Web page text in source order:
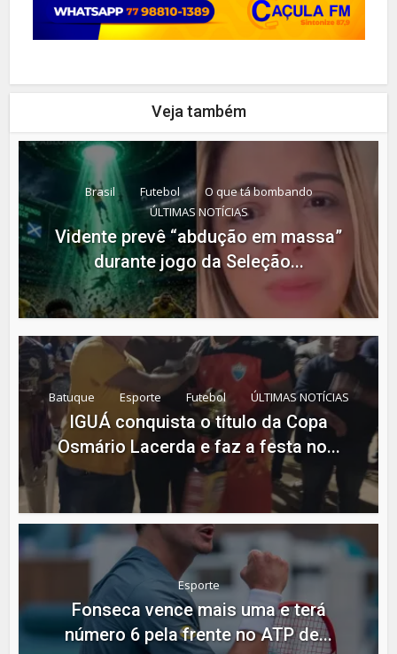
Veja também
Brasil Futebol
O que tá bombando
ÚLTIMAS NOTÍCIAS
Vidente prevê “abdução em massa”
durante jogo da Seleção...
Batuque Esporte Futebol ÚLTIMAS NOTÍCIAS
IGUÁ conquista o título da Copa
Osmário Lacerda e faz a festa no...
Esporte
Fonseca vence mais uma e terá
número 6 pela frente no ATP de...